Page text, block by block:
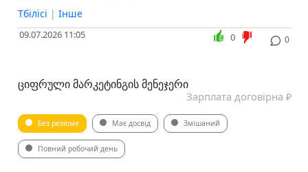
Тбілісі | Інше
09.07.2026 11:05 0
0
ᲪᲘᲤᲠᲣᲚᲘ ᲛᲐᲠᲙᲔᲢᲘᲜᲒᲘᲡ ᲛᲔᲜᲔᲯᲔᲠᲘ
Зарплата договірна ₽
Без резюме Має досвід Змішаний
Повний робочий день